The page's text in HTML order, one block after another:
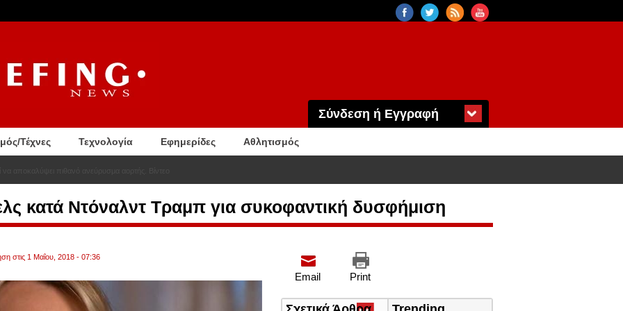
Σύνδεση ή Εγγραφή
Τέχνες Τεχνολογία Εφημερίδες Αθλητισμός
κατά Ντόναλντ Τραμπ για συκοφαντική δυσφήμιση
στις 1 Μαΐου, 2018 - 07:36
Print
Email